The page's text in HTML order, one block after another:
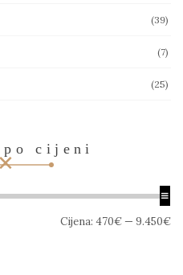
(39)
(7)
(25)
cijeni
Cijena: 470€ — 9.450€